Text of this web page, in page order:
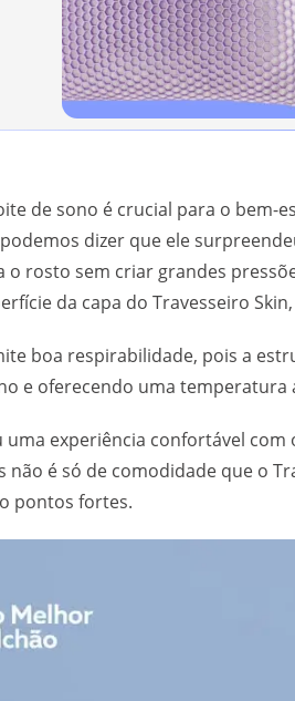
de sono é crucial para o
dizer que ele
o rosto sem criar grandes
da capa do Travesseiro
boa respirabilidade, pois a
e oferecendo uma temperatura
experiência confortável
é só de comodidade que o
pontos fortes.